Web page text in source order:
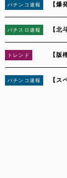
2
パチンコ速報 【
3
パチスロ速報 【
4
トレンド 【
5
パチンコ速報 【